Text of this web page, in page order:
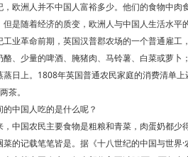
，欧洲人并不中国人富裕多少。他们的食物中
但是随着经济的质变，欧洲人与中国人生活水平
工业革命前期，英国汉普郡农场的一个普通雇
酪、少量的啤酒、腌猪肉、马铃薯、白菜或萝
蒸日上。1808年英国普通农民家庭的消费清单
茶。
的中国人吃的是什么呢？
，中国农民主要食物是粗粮和青菜，肉蛋奶都
菜的记载笔笔皆是。据《十八世纪的中国与世